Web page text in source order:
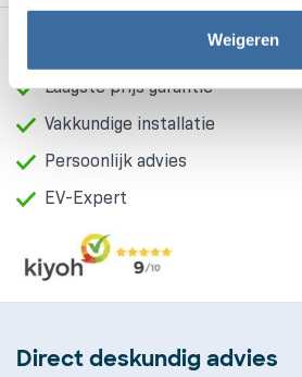
Weigeren
Laagste prijs garantie
Vakkundige installatie
Persoonlijk advies
EV-Expert
Direct deskundig advies